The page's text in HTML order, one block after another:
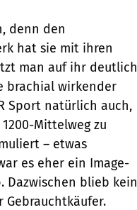
denn den
hat sie mit ihren
man auf ihr deutlich
brachial wirkender
Sport natürlich auch,
Mittelweg zu
– etwas
es eher ein Image-
Dazwischen blieb kein
Gebrauchtkäufer.